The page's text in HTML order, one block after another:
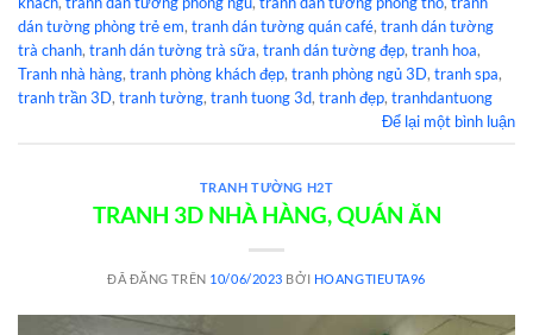
dán tường phòng trẻ em, tranh dán tường quán café, tranh dán tường
trà chanh, tranh dán tường trà sữa, tranh dán tường đẹp, tranh hoa,
Tranh nhà hàng, tranh phòng khách đẹp, tranh phòng ngủ 3D, tranh spa,
tranh trần 3D, tranh tường, tranh tuong 3d, tranh đẹp, tranhdantuong
Để lại một bình luận
TRANH TƯỜNG H2T
TRANH 3D NHÀ HÀNG, QUÁN ĂN
ĐÃ ĐĂNG TRÊN 10/06/2023 BỞI HOANGTIEUTA96